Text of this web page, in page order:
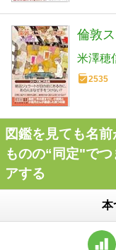
倫敦
米澤穂
2535
図鑑を見ても名
ものの“同定"で
アする
本